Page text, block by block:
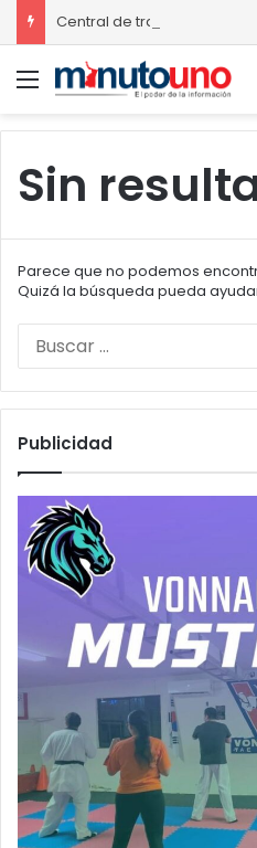
Menú
Sin
Parece que no podemos
Quizá la búsqueda pueda
Publicidad